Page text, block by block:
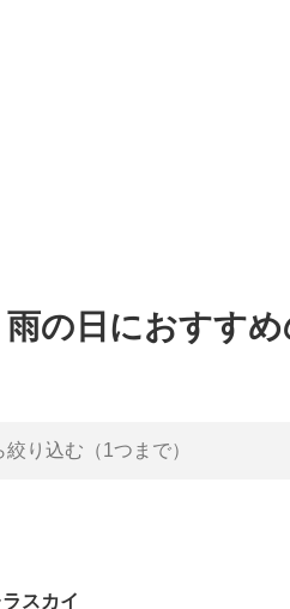
の日におすす
スカイ